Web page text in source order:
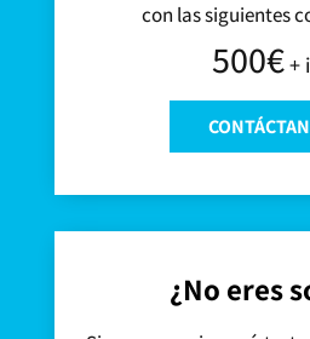
con las siguientes
500€+
¿No eres